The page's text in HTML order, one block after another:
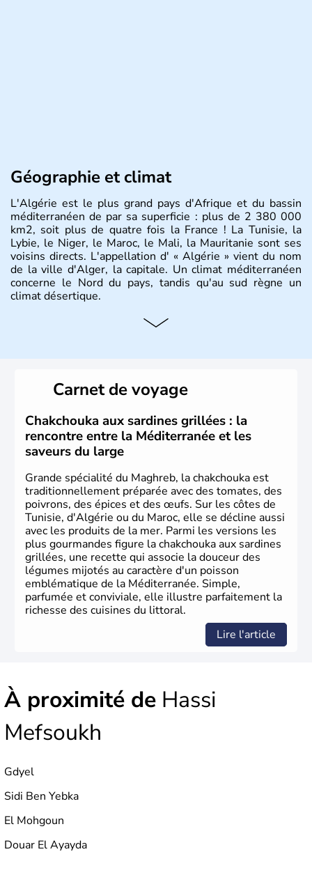
Géographie et climat
L'Algérie est le plus grand pays d'Afrique et du bassin
méditerranéen de par sa superficie : plus de 2 380 000
km2, soit plus de quatre fois la France ! La Tunisie, la
Lybie, le Niger, le Maroc, le Mali, la Mauritanie sont ses
voisins directs. L'appellation d' « Algérie » vient du nom
de la ville d'Alger, la capitale. Un climat méditerranéen
concerne le Nord du pays, tandis qu'au sud règne un
climat désertique.
Histoire et administration
près de la moitié ont moins de 19 ans. La musique
l’une des fiertés du pays, originaire des régions les plus à
l’ouest. Lecouscousest l’un des plats traditionnels les
plus appréciés.
Carnet de voyage
Chakchouka aux sardines grillées : la
rencontre entre la Méditerranée et les
saveurs du large
Grande spécialité du Maghreb, la chakchouka est
traditionnellement préparée avec des tomates, des
poivrons, des épices et des œufs. Sur les côtes de
Tunisie, d'Algérie ou du Maroc, elle se décline aussi
avec les produits de la mer. Parmi les versions les
plus gourmandes figure la chakchouka aux sardines
grillées, une recette qui associe la douceur des
légumes mijotés au caractère d'un poisson
emblématique de la Méditerranée. Simple,
parfumée et conviviale, elle illustre parfaitement la
richesse des cuisines du littoral.
Lire l'article
À proximité de Hassi
Mefsoukh
Gdyel
Sidi Ben Yebka
El Mohgoun
Douar El Ayayda